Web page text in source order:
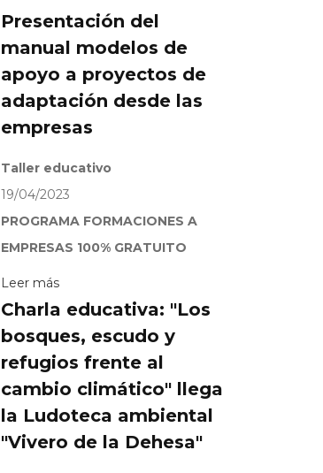
Presentación del
manual modelos de
apoyo a proyectos de
adaptación desde las
empresas
Taller educativo
19/04/2023
PROGRAMA FORMACIONES A
EMPRESAS 100% GRATUITO
Leer más
Charla educativa: "Los
bosques, escudo y
refugios frente al
cambio climático" llega
la Ludoteca ambiental
"Vivero de la Dehesa"